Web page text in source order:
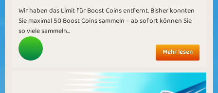
Wir haben das Limit für Boost Coins entfernt. Bisher konnten
Sie maximal 50 Boost Coins sammeln – ab sofort können Sie
so viele sammeln...
Mehr lesen